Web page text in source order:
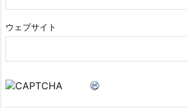
ウェブサイト